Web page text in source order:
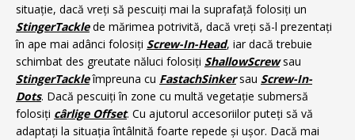
situație, dacă vreți să pescuiți mai la suprafață folosiți un
StingerTacklede mărimea potrivită, dacă vreți să-l prezentați
în ape mai adânci folosiți Screw-In-Head, iar dacă trebuie
schimbat des greutate năluci folosiți ShallowScrewsau
StingerTackleîmpreuna cu FastachSinkersau Screw-In-
Dots. Dacă pescuiți în zone cu multă vegetație submersă
folosiți cârlige Offset. Cu ajutorul accesoriilor puteți să vă
adaptați la situația întâlnită foarte repede și ușor. Dacă mai